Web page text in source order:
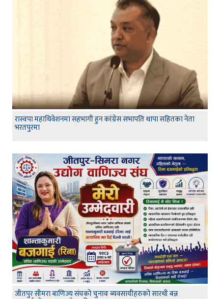
रास्वपा महाधिवेशनमा सहभागी हुन कांग्रेस सभापति थापा सहितका नेता
भरतपुरमा
जीतपुर सीमरा बाणिज्य संघको चुनावः ब्यवसायीहरुको सारथी बन्न